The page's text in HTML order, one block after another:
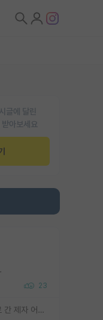
글에 달린
아보세요
23
연 끊으세요...어차피 기업으로 간 제자 어떻게 못합니다. 기업에서는 교수들 사기꾼으로 보는 시선도 강하고, 앞에서나 교수님하고 떠받들어주지 많이 무시합니다. 영향력도 0에 수렴합니다. 그리고 생각해보십시오. 석사로 기업간 제자가 무슨 힘이 있다고 과제를 달라고 합니까? 말만 교수지 무능력자라고 생각합니다. 세금이 아깝습니다.